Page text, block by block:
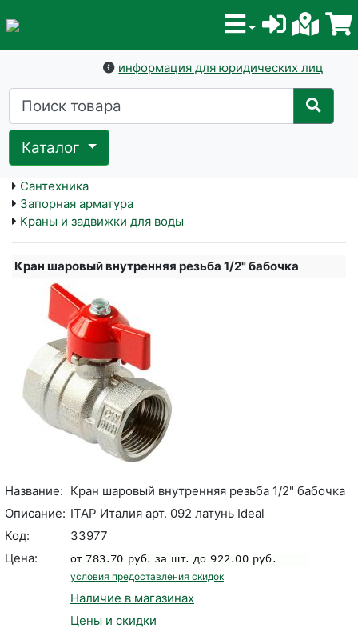
информация для юридических лиц
Каталог
Сантехника
Запорная арматура
Краны и задвижки для воды
Кран шаровый внутренняя резьба 1/2" бабочка
Название: Кран шаровый внутренняя резьба 1/2" бабочка
Описание: ITAP Италия арт. 092 латунь Ideal
Код:
33977
Цена:
условия предоставления скидок
Наличие в магазинах
Цены и скидки